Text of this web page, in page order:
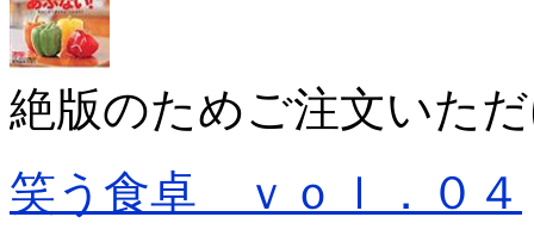
絶版のためご注文いた
笑う食卓 ｖｏｌ．０４